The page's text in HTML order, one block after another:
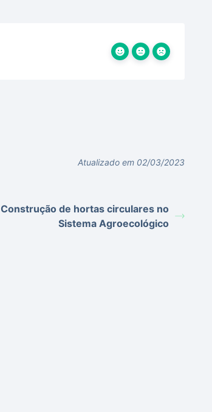
Atualizado em 02/03/2023
de hortas circulares no
Sistema Agroecológico